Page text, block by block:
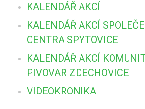
KALENDÁŘ AKCÍ
KALENDÁŘ AKCÍ
CENTRA SPYTOVICE
KALENDÁŘ AKCÍ
PIVOVAR ZDECHOVICE
VIDEOKRONIKA